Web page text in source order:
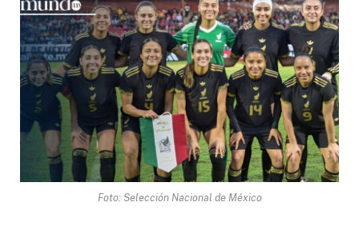
Foto: Selección Nacional de México